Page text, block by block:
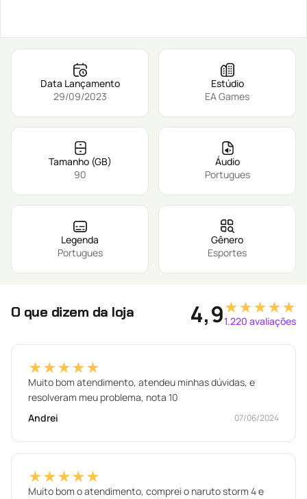
Data Lançamento
29/09/2023
Estúdio
EA Games
Tamanho (GB)
90
Áudio
Portugues
Legenda
Portugues
Gênero
Esportes
O que dizem da loja 4,9★★★★★
1.220 avaliações
★★★★★
Muito bom atendimento, atendeu minhas dúvidas, e
resolveram meu problema, nota 10
Andrei
07/06/2024
★★★★★
Muito bom o atendimento, comprei o naruto storm 4 e